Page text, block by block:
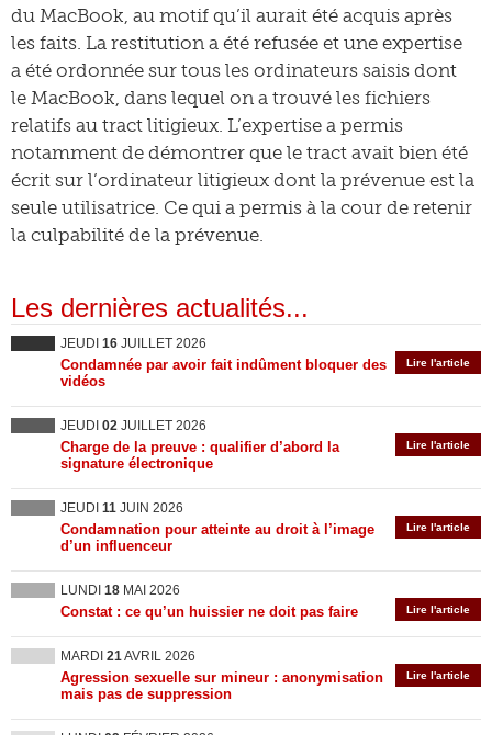
du MacBook, au motif qu’il aurait été acquis après
les faits. La restitution a été refusée et une expertise
a été ordonnée sur tous les ordinateurs saisis dont
le MacBook, dans lequel on a trouvé les fichiers
relatifs au tract litigieux. L’expertise a permis
notamment de démontrer que le tract avait bien été
écrit sur l’ordinateur litigieux dont la prévenue est la
seule utilisatrice. Ce qui a permis à la cour de retenir
la culpabilité de la prévenue.
Les dernières actualités...
JEUDI 16 JUILLET 2026
Lire l'article
Condamnée par avoir fait indûment bloquer des
vidéos
JEUDI 02 JUILLET 2026
Lire l'article
Charge de la preuve : qualifier d’abord la
signature électronique
JEUDI 11 JUIN 2026
Lire l'article
Condamnation pour atteinte au droit à l’image
d’un influenceur
LUNDI 18 MAI 2026
Lire l'article
Constat : ce qu’un huissier ne doit pas faire
MARDI 21AVRIL 2026
Lire l'article
Agression sexuelle sur mineur : anonymisation
mais pas de suppression